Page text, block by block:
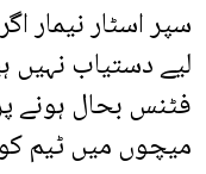
سپر اسٹار
لیے دستیاب نہیں
فٹنس بحال ہونے
میچوں میں ٹیم